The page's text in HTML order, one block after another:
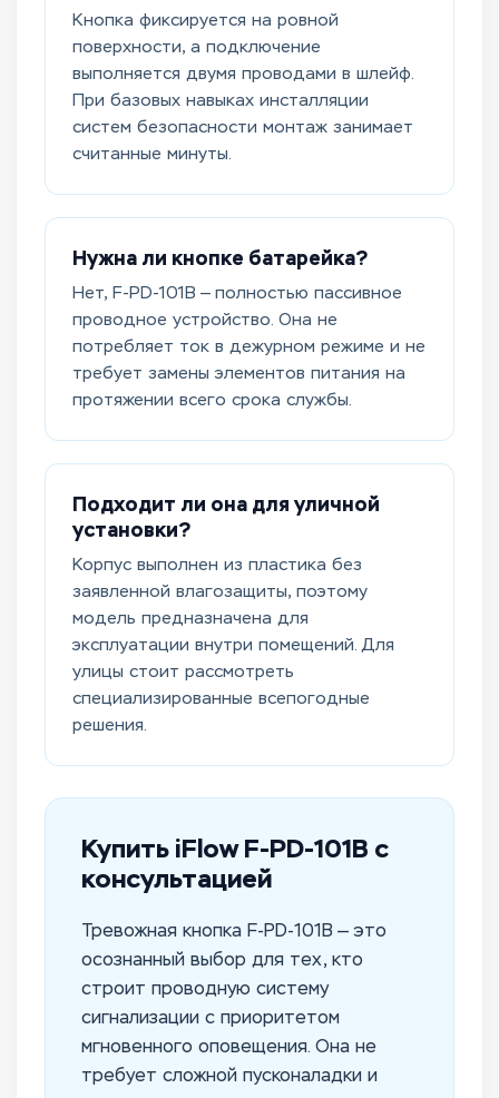
Кнопка фиксируется на ровной
поверхности, а подключение
выполняется двумя проводами в шлейф.
При базовых навыках инсталляции
систем безопасности монтаж занимает
считанные минуты.
Нужна ли кнопке батарейка?
Нет, F-PD-101B — полностью пассивное
проводное устройство. Она не
потребляет ток в дежурном режиме и не
требует замены элементов питания на
протяжении всего срока службы.
Подходит ли она для уличной
установки?
Корпус выполнен из пластика без
заявленной влагозащиты, поэтому
модель предназначена для
эксплуатации внутри помещений. Для
улицы стоит рассмотреть
специализированные всепогодные
решения.
Купить iFlow F-PD-101B с
консультацией
Тревожная кнопка F-PD-101B — это
осознанный выбор для тех, кто
строит проводную систему
сигнализации с приоритетом
мгновенного оповещения. Она не
требует сложной пусконаладки и